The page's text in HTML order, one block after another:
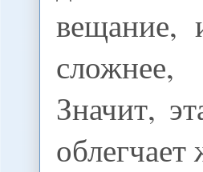
вещание,
Значит,